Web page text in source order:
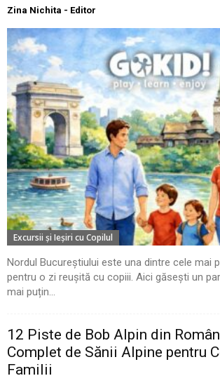
Zina Nichita - Editor
Excursii şi Ieşiri cu Copilul
Nordul Bucureștiului este una dintre cele mai
pentru o zi reușită cu copiii. Aici găsești un
mai puțin...
12 Piste de Bob Alpin din
Complet de Sănii Alpine pentru
Familii